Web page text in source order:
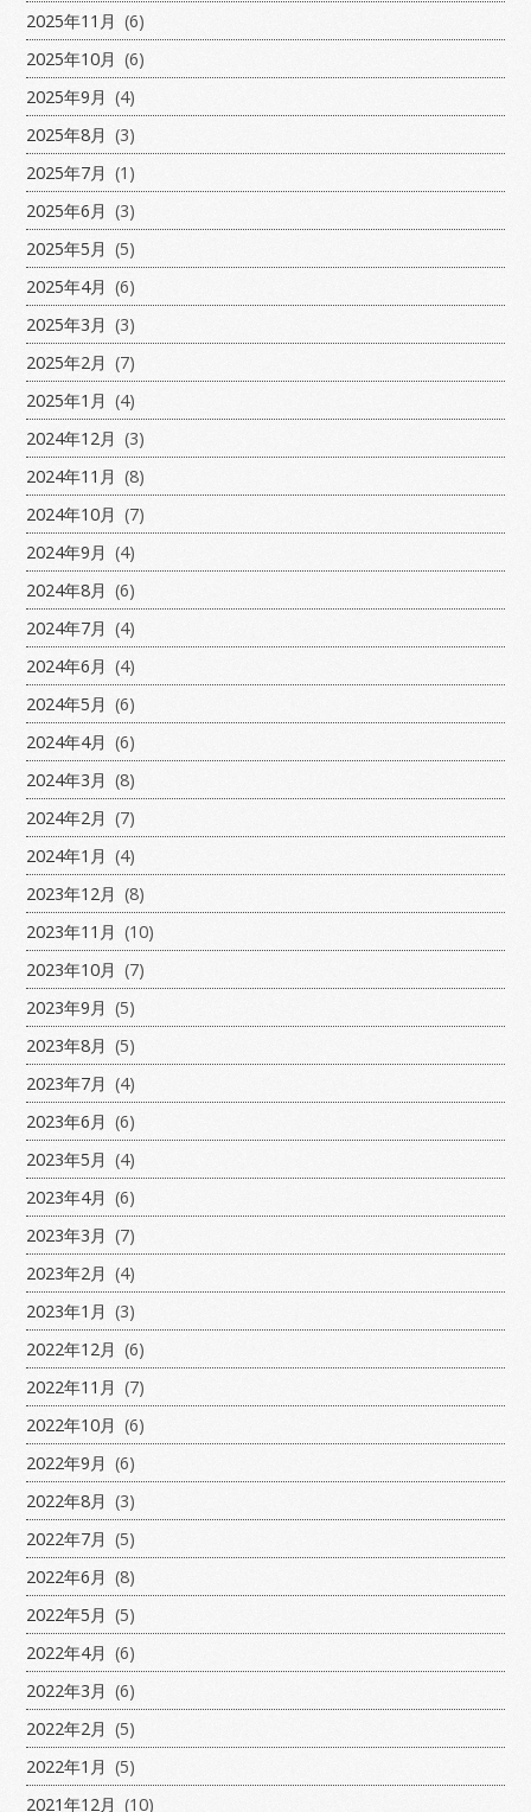
2025年11月 (6)
2025年10月 (6)
2025年9月 (4)
2025年8月 (3)
2025年7月 (1)
2025年6月 (3)
2025年5月 (5)
2025年4月 (6)
2025年3月 (3)
2025年2月 (7)
2025年1月 (4)
2024年12月 (3)
2024年11月 (8)
2024年10月 (7)
2024年9月 (4)
2024年8月 (6)
2024年7月 (4)
2024年6月 (4)
2024年5月 (6)
2024年4月 (6)
2024年3月 (8)
2024年2月 (7)
2024年1月 (4)
2023年12月 (8)
2023年11月 (10)
2023年10月 (7)
2023年9月 (5)
2023年8月 (5)
2023年7月 (4)
2023年6月 (6)
2023年5月 (4)
2023年4月 (6)
2023年3月 (7)
2023年2月 (4)
2023年1月 (3)
2022年12月 (6)
2022年11月 (7)
2022年10月 (6)
2022年9月 (6)
2022年8月 (3)
2022年7月 (5)
2022年6月 (8)
2022年5月 (5)
2022年4月 (6)
2022年3月 (6)
2022年2月 (5)
2022年1月 (5)
2021年12月 (10)